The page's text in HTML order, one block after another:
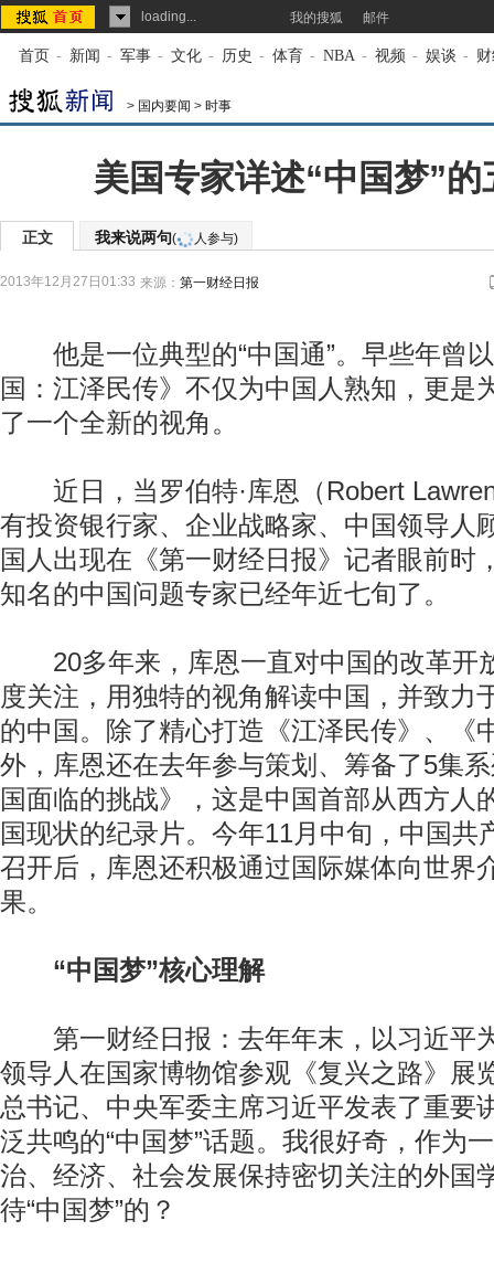
loading... 我的搜狐 邮件
首页 - 新闻 - 军事 - 文化 - 历史 - 体育 - NBA - 视频 - 娱谈 -
> 国内要闻 > 时事
美国专家详述“中国梦”的
正文 我来说两句( 人参与)
2013年12月27日01:33 来源： 第一财经日报
他是一位典型的“中国通”。早些年曾
国：江泽民传》不仅为中国人熟知，更是
了一个全新的视角。
近日，当罗伯特·库恩（Robert
有投资银行家、企业战略家、中国领导人
国人出现在《第一财经日报》记者眼前时
知名的中国问题专家已经年近七旬了。
20多年来，库恩一直对中国的改革开
度关注，用独特的视角解读中国，并致力
的中国。除了精心打造《江泽民传》、《
外，库恩还在去年参与策划、筹备了5集
国面临的挑战》，这是中国首部从西方人
国现状的纪录片。今年11月中旬，中国共
召开后，库恩还积极通过国际媒体向世界
果。
“中国梦”核心理解
第一财经日报：去年年末，以习近平
领导人在国家博物馆参观《复兴之路》展
总书记、中央军委主席习近平发表了重要
泛共鸣的“中国梦”话题。我很好奇，作为
治、经济、社会发展保持密切关注的外国
待“中国梦”的？